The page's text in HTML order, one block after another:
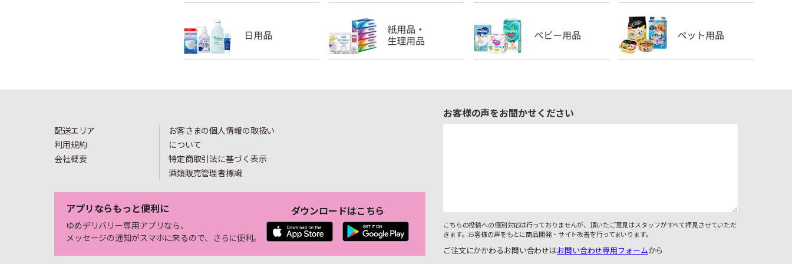
配送エリア
利用規約
会社概要
お客さまの個人情報の取扱い
について
特定商取引法に基づく表示
酒類販売管理者標識
アプリならもっと便利に
ゆめデリバリー専用アプリなら、
メッセージの通知がスマホに来るので、さらに便利。
ダウンロードはこちら
お客様の声をお聞かせください
こちらの投稿への個別対応は行っておりませんが、頂いたご意見はスタッフがすべて拝見させていただ
きます。お客様の声をもとに商品開発・サイト改善を行ってまいります。
ご注文にかかわるお問い合わせはお問い合わせ専用フォームから